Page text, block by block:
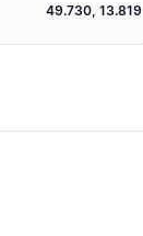
49.730, 13.819